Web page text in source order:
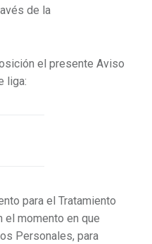
de la
el presente Aviso
liga:
para el Tratamiento
momento en que
Personales, para